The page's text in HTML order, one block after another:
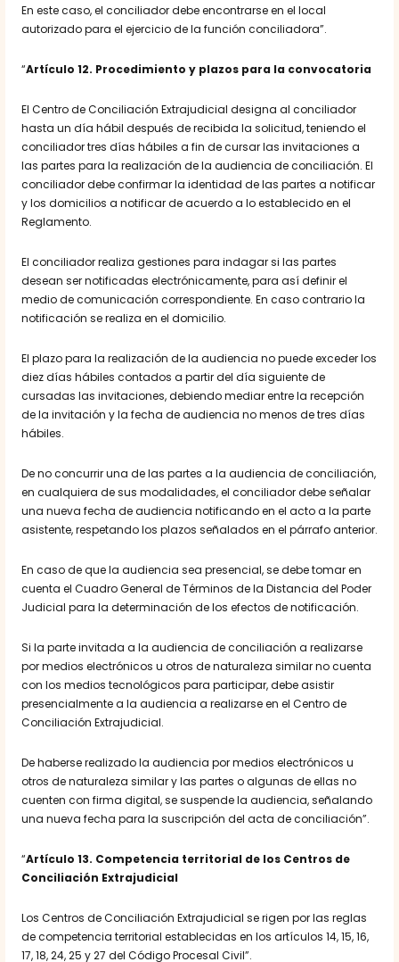
En este caso, el conciliador debe encontrarse en el local
autorizado para el ejercicio de la función conciliadora”.
“Artículo 12. Procedimiento y plazos para la convocatoria
El Centro de Conciliación Extrajudicial designa al conciliador
hasta un día hábil después de recibida la solicitud, teniendo el
conciliador tres días hábiles a fin de cursar las invitaciones a
las partes para la realización de la audiencia de conciliación. El
conciliador debe confirmar la identidad de las partes a notificar
y los domicilios a notificar de acuerdo a lo establecido en el
Reglamento.
El conciliador realiza gestiones para indagar si las partes
desean ser notificadas electrónicamente, para así definir el
medio de comunicación correspondiente. En caso contrario la
notificación se realiza en el domicilio.
El plazo para la realización de la audiencia no puede exceder los
diez días hábiles contados a partir del día siguiente de
cursadas las invitaciones, debiendo mediar entre la recepción
de la invitación y la fecha de audiencia no menos de tres días
hábiles.
De no concurrir una de las partes a la audiencia de conciliación,
en cualquiera de sus modalidades, el conciliador debe señalar
una nueva fecha de audiencia notificando en el acto a la parte
asistente, respetando los plazos señalados en el párrafo anterior.
En caso de que la audiencia sea presencial, se debe tomar en
cuenta el Cuadro General de Términos de la Distancia del Poder
Judicial para la determinación de los efectos de notificación.
Si la parte invitada a la audiencia de conciliación a realizarse
por medios electrónicos u otros de naturaleza similar no cuenta
con los medios tecnológicos para participar, debe asistir
presencialmente a la audiencia a realizarse en el Centro de
Conciliación Extrajudicial.
De haberse realizado la audiencia por medios electrónicos u
otros de naturaleza similar y las partes o algunas de ellas no
cuenten con firma digital, se suspende la audiencia, señalando
una nueva fecha para la suscripción del acta de conciliación”.
“Artículo 13. Competencia territorial de los Centros de
Conciliación Extrajudicial
Los Centros de Conciliación Extrajudicial se rigen por las reglas
de competencia territorial establecidas en los artículos 14, 15, 16,
17, 18, 24, 25 y 27 del Código Procesal Civil”.